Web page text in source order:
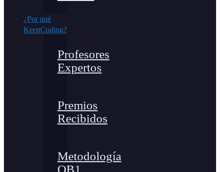
¿Por qué
KeepCoding?
Profesores
Expertos
Premios
Recibidos
Metodología
OB1